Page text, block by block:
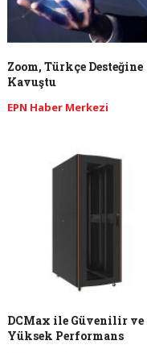
Zoom, Türkçe Desteğine
Kavuştu
EPN Haber Merkezi
DCMax ile Güvenilir ve
Yüksek Performans